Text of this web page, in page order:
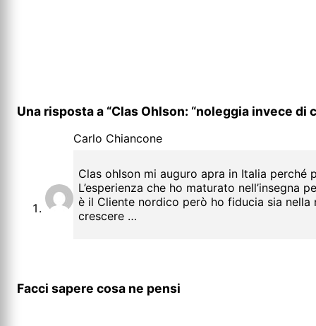
Una risposta a “Clas Ohlson: “noleggia invece di
Carlo Chiancone
Clas ohlson mi auguro apra in Italia
L’esperienza che ho maturato
è il Cliente nordico però ho fiducia sia
crescere …
Facci sapere cosa ne pensi